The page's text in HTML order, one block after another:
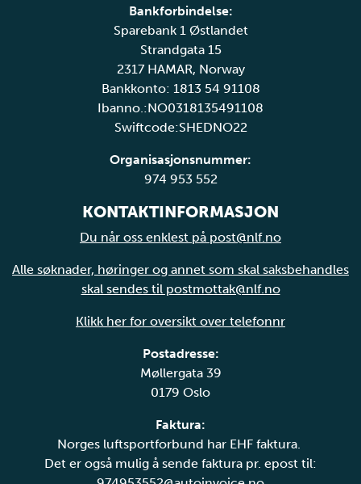
Bankforbindelse:
Sparebank 1 Østlandet
Strandgata 15
2317 HAMAR, Norway
Bankkonto: 1813 54 91108
Ibanno.:NO0318135491108
Swiftcode:SHEDNO22
Organisasjonsnummer:
974 953 552
KONTAKTINFORMASJON
Du når oss enklest på post@nlf.no
Alle søknader, høringer og annet som skal saksbehandles
skal sendes til postmottak@nlf.no
Klikk her for oversikt over telefonnr
Postadresse:
Møllergata 39
0179 Oslo
Faktura:
Norges luftsportforbund har EHF faktura.
Det er også mulig å sende faktura pr. epost til: